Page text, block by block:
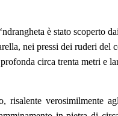
è stato scoperto
nei pressi dei ruderi
circa trenta metri e
risalente verosimilmente